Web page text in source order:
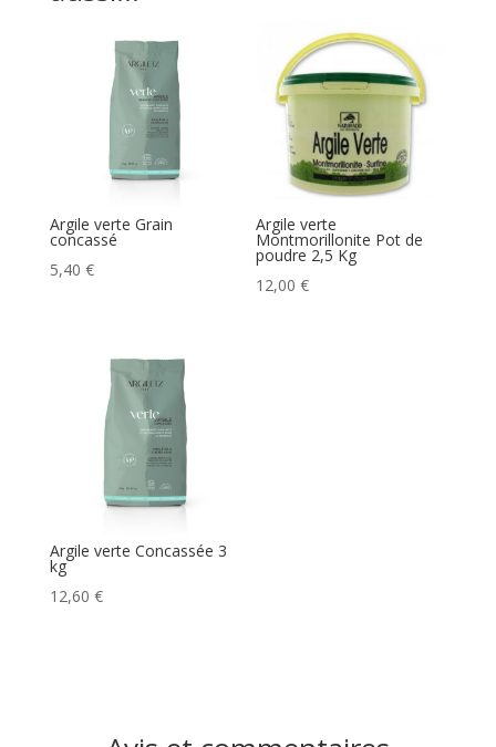
Argile verte Grain
concassé
5,40 €
Argile verte
Montmorillonite Pot de
poudre 2,5 Kg
12,00€
Argile verte Concassée 3
kg
12,60 €